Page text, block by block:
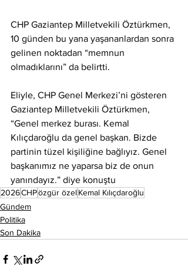
CHP Gaziantep Milletvekili Öztürkmen,
10 günden bu yana yaşananlardan sonra
gelinen noktadan “memnun
olmadıklarını” da belirtti.
Eliyle, CHP Genel Merkezi’ni gösteren
Gaziantep Milletvekili Öztürkmen,
“Genel merkez burası. Kemal
Kılıçdaroğlu da genel başkan. Bizde
partinin tüzel kişiliğine bağlıyız. Genel
başkanımız ne yaparsa biz de onun
yanındayız.” diye konuştu
2026CHPözgür özelKemal Kılıçdaroğlu
Gündem
Politika
Son Dakika